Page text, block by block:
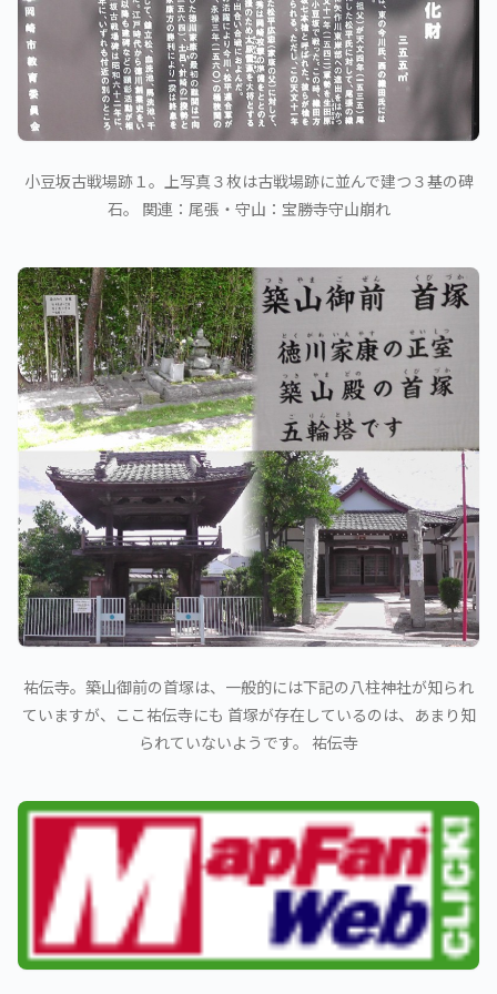
小豆坂古戦場跡１。上写真３枚は古戦場跡に並んで建つ３基の碑
石。 関連：尾張・守山：宝勝寺守山崩れ
祐伝寺。築山御前の首塚は、一般的には下記の八柱神社が知られ
ていますが、ここ祐伝寺にも 首塚が存在しているのは、あまり知
られていないようです。 祐伝寺